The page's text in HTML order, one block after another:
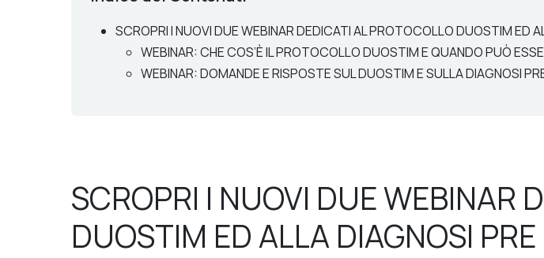
SCROPRI I NUOVI DUE WEBINAR DEDICATI AL PROTOCOLLO DUOSTIM ED
WEBINAR: CHE COS’È IL PROTOCOLLO DUOSTIM E QUANDO PUÒ
WEBINAR: DOMANDE E RISPOSTE SUL DUOSTIM E SULLA DIAGNOSI
SCROPRI I NUOVI DUE WEBINAR
DUOSTIM ED ALLA DIAGNOSI